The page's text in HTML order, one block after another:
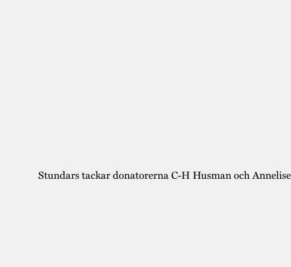
Stundars tackar donatorerna C-H Husman och